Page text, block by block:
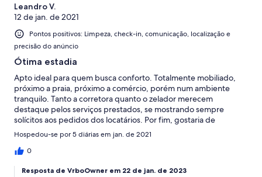
Leandro V.
12 de jan. de 2021
Pontos positivos: Limpeza, check-in, comunicação, localização e
precisão do anúncio
Ótima estadia
Apto ideal para quem busca conforto. Totalmente mobiliado,
próximo a praia, próximo a comércio, porém num ambiente
tranquilo. Tanto a corretora quanto o zelador merecem
destaque pelos serviços prestados, se mostrando sempre
solícitos aos pedidos dos locatários. Por fim, gostaria de
enfatizar a excelente estrutura do prédio, que conta com
elevador, churrasqueira, piscina e salão de jogos bem montado.
Hospedou-se por 5 diárias em jan. de 2021
0
Resposta de VrboOwner em 22 de jan. de 2023